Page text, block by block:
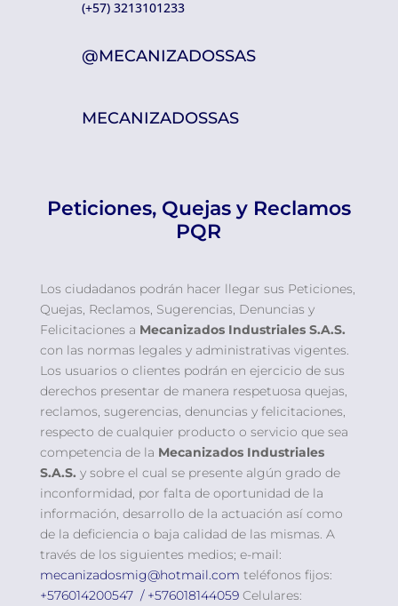
(+57) 3213101233
@MECANIZADOSSAS
MECANIZADOSSAS
Peticiones, Quejas y Reclamos
PQR
Los ciudadanos podrán hacer llegar sus Peticiones,
Quejas, Reclamos, Sugerencias, Denuncias y
Felicitaciones a Mecanizados Industriales S.A.S.
con las normas legales y administrativas vigentes.
Los usuarios o clientes podrán en ejercicio de sus
derechos presentar de manera respetuosa quejas,
reclamos, sugerencias, denuncias y felicitaciones,
respecto de cualquier producto o servicio que sea
competencia de la Mecanizados Industriales
S.A.S. y sobre el cual se presente algún grado de
inconformidad, por falta de oportunidad de la
información, desarrollo de la actuación así como
de la deficiencia o baja calidad de las mismas. A
través de los siguientes medios; e-mail:
mecanizadosmig@hotmail.com teléfonos fijos:
+576014200547 / +576018144059Celulares: